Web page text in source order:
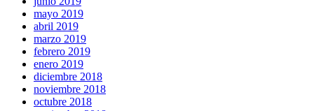
mayo 2019
abril 2019
marzo 2019
febrero 2019
enero 2019
diciembre 2018
noviembre 2018
octubre 2018